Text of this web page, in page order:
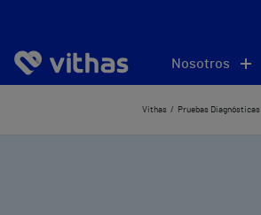
Nosotros
Vithas Pruebas Diagnósticas